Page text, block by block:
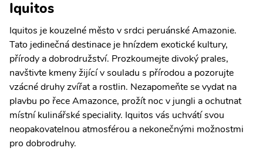
Iquitos
Iquitos je kouzelné město v srdci peruánské Amazonie.
Tato jedinečná destinace je hnízdem exotické kultury,
přírody a dobrodružství. Prozkoumejte divoký prales,
navštivte kmeny žijící v souladu s přírodou a pozorujte
vzácné druhy zvířat a rostlin. Nezapomeňte se vydat na
plavbu po řece Amazonce, prožít noc v jungli a ochutnat
místní kulinářské speciality. Iquitos vás uchvátí svou
neopakovatelnou atmosférou a nekonečnými možnostmi
pro dobrodruhy.